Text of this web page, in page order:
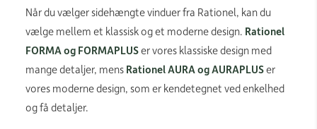
Når du vælger sidehængte vinduer fra Rationel, kan du
vælge mellem et klassisk og et moderne design. Rationel
FORMA og FORMAPLUSer vores klassiske design med
mange detaljer, mens Rationel AURA og AURAPLUSer
vores moderne design, som er kendetegnet ved enkelhed
og få detaljer.